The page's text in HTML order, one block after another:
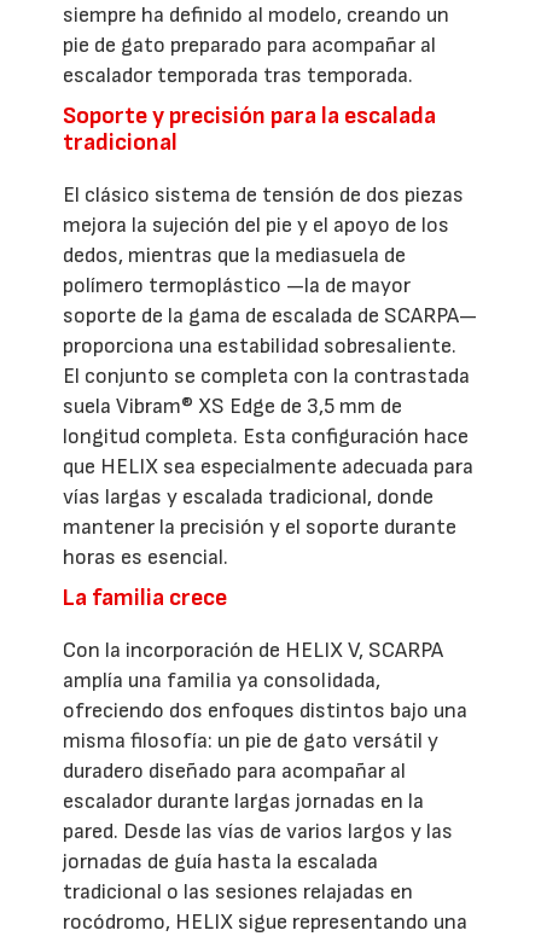
siempre ha definido al modelo, creando un
pie de gato preparado para acompañar al
escalador temporada tras temporada.
Soporte y precisión para la escalada
tradicional
El clásico sistema de tensión de dos piezas
mejora la sujeción del pie y el apoyo de los
dedos, mientras que la mediasuela de
polímero termoplástico —la de mayor
soporte de la gama de escalada de SCARPA—
proporciona una estabilidad sobresaliente.
El conjunto se completa con la contrastada
suela Vibram® XS Edge de 3,5 mm de
longitud completa. Esta configuración hace
que HELIX sea especialmente adecuada para
vías largas y escalada tradicional, donde
mantener la precisión y el soporte durante
horas es esencial.
La familia crece
Con la incorporación de HELIX V, SCARPA
amplía una familia ya consolidada,
ofreciendo dos enfoques distintos bajo una
misma filosofía: un pie de gato versátil y
duradero diseñado para acompañar al
escalador durante largas jornadas en la
pared. Desde las vías de varios largos y las
jornadas de guía hasta la escalada
tradicional o las sesiones relajadas en
rocódromo, HELIX sigue representando una